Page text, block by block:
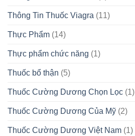
Thông Tin Thuốc Viagra (11)
Thực Phẩm (14)
Thực phẩm chức năng (1)
Thuốc bổ thận (5)
Thuốc Cường Dương Chọn Lọc (1)
Thuốc Cường Dương Của Mỹ (2)
Thuốc Cường Dương Việt Nam (1)